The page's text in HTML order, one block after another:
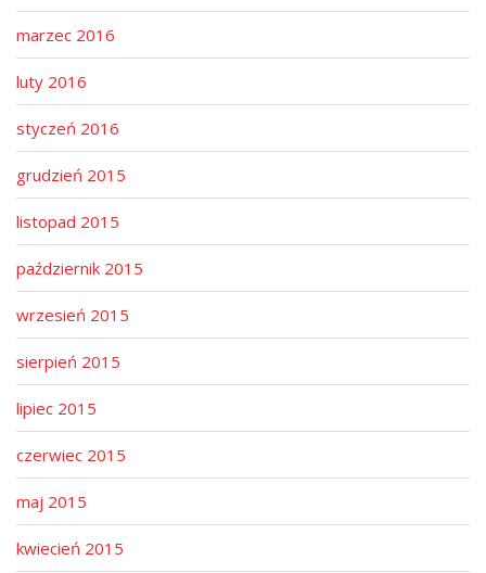
marzec 2016
luty 2016
styczeń 2016
grudzień 2015
listopad 2015
październik 2015
wrzesień 2015
sierpień 2015
lipiec 2015
czerwiec 2015
maj 2015
kwiecień 2015